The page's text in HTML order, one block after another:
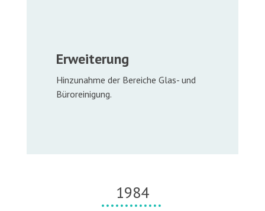
Erweiterung
Hinzunahme der Bereiche Glas- und
Büroreinigung.
1984